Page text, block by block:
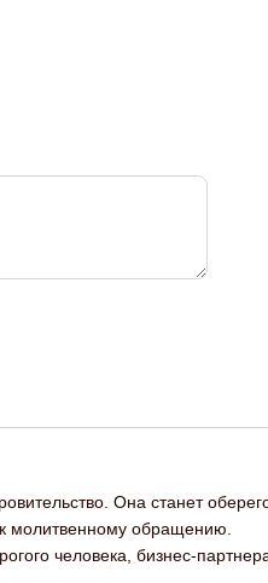
Она станет
молитвенному обращению.
человека, бизнес-